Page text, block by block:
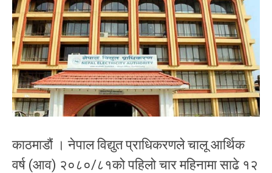
काठमाडौं । नेपाल विद्युत प्राधिकरणले चालू आर्थिक
वर्ष (आव) २०८०/८१को पहिलो चार महिनामा साढे १२